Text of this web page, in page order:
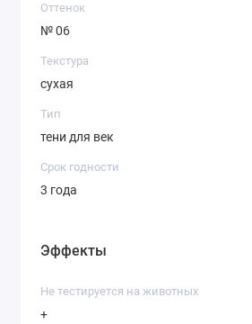
Оттенок
№ 06
Текстура
сухая
Тип
тени для век
Срок годности
3 года
Эффекты
Не тестируется на животных
+